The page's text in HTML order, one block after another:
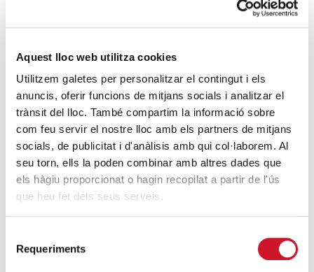
Aquest lloc web utilitza cookies
Utilitzem galetes per personalitzar el contingut i els
anuncis, oferir funcions de mitjans socials i analitzar el
trànsit del lloc. També compartim la informació sobre
com feu servir el nostre lloc amb els partners de mitjans
socials, de publicitat i d'anàlisis amb qui col·laborem. Al
seu torn, ells la poden combinar amb altres dades que
els hàgiu proporcionat o hagin recopilat a partir de l'ús
que heu fet dels seus serveis.
Requeriments
Envellir dignament i combatre l’edatisme
“Quan fas voluntariat, t’adones de
l’impacte social de les teves accions”
SEGUEIX LLEGINT
L’últim dissabte en família
SEGUEIX LLEGINT
Càritas expressa la seva preocupació per